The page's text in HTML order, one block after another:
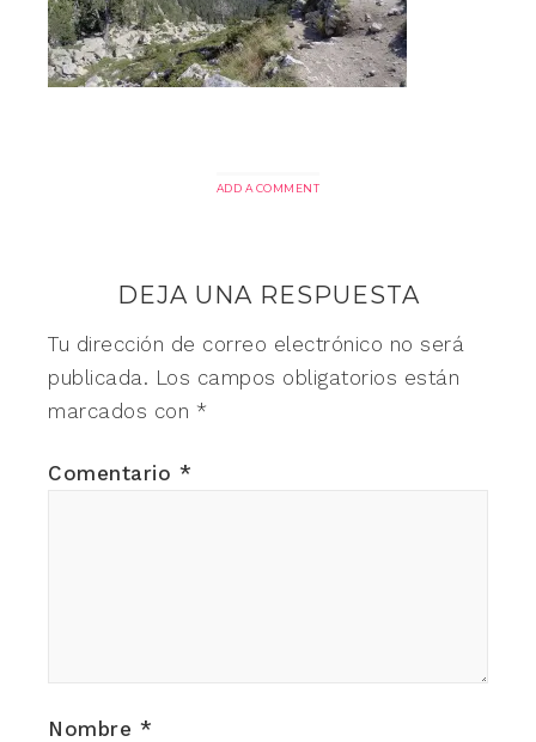
ADD A COMMENT
DEJA UNA RESPUESTA
Tu dirección de correo electrónico no será
publicada. Los campos obligatorios están
marcados con *
Comentario *
Nombre *